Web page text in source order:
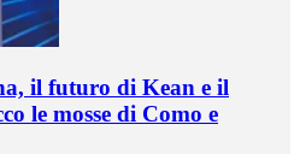
il futuro di Kean e il
le mosse di Como e